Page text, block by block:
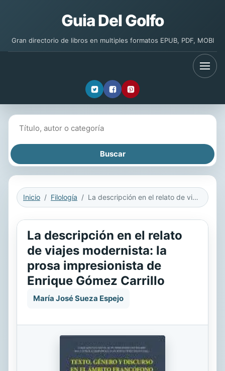
Guia Del Golfo
Gran directorio de libros en multiples formatos EPUB, PDF, MOBI
Inicio Filología La descripción en el relato de viajes modernista: la prosa impresionista de Enrique Gómez Carrillo
La descripción en el relato
de viajes modernista: la
prosa impresionista de
Enrique Gómez Carrillo
María José Sueza Espejo